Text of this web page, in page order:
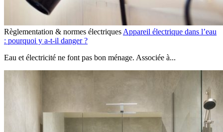
Règlementation & normes électriques Appareil électrique dans l’eau
: pourquoi y a-t-il danger ?
Eau et électricité ne font pas bon ménage. Associée à...